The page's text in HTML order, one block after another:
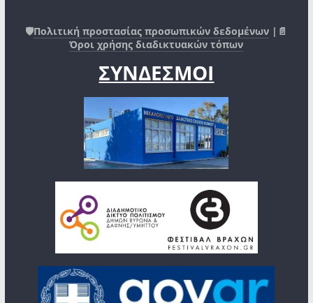
🛡️Πολιτική προστασίας προσωπικών δεδομένων |📄
Όροι χρήσης διαδικτυακών τόπων
ΣΥΝΔΕΣΜΟΙ